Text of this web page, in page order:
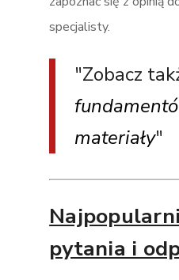
specjalisty.
Zobacz
materiały
pytania i